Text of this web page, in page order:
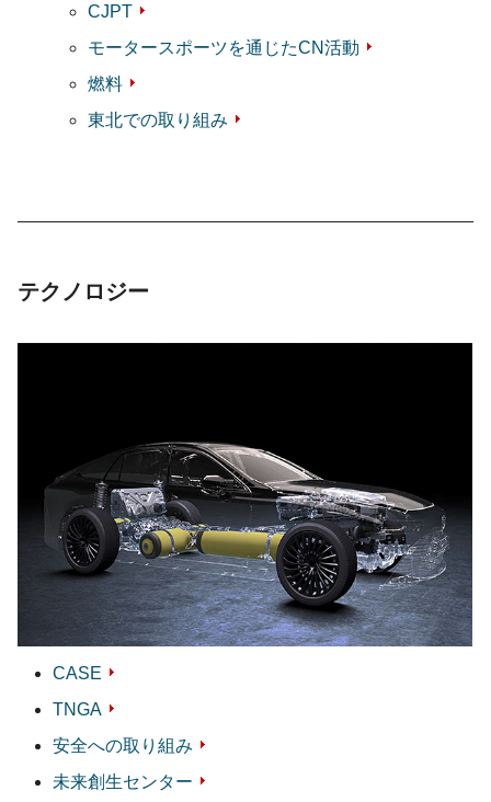
CJPT
モータースポーツを通じたCN活動
燃料
東北での取り組み
テクノロジー
CASE
TNGA
安全への取り組み
未来創生センター